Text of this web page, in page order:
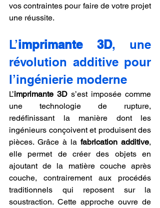
vos contraintes pour faire de votre projet
une réussite.
L’imprimante 3D, une
révolution additive pour
l’ingénierie moderne
L’imprimante 3D s’est imposée comme
une technologie de rupture,
redéfinissant la manière dont les
ingénieurs conçoivent et produisent des
pièces. Grâce à la fabrication additive,
elle permet de créer des objets en
ajoutant de la matière couche après
couche, contrairement aux procédés
traditionnels qui reposent sur la
soustraction. Cette approche ouvre de